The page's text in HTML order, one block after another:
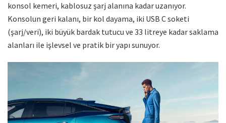
konsol kemeri, kablosuz şarj alanına kadar uzanıyor.
Konsolun geri kalanı, bir kol dayama, iki USB C soketi
(şarj/veri), iki büyük bardak tutucu ve 33 litreye kadar saklama
alanları ile işlevsel ve pratik bir yapı sunuyor.